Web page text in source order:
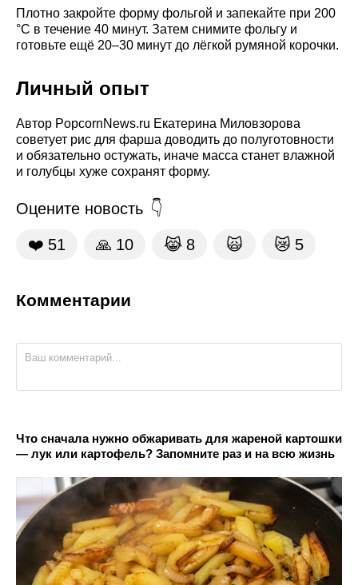
Плотно закройте форму фольгой и запекайте при 200
°C в течение 40 минут. Затем снимите фольгу и
готовьте ещё 20–30 минут до лёгкой румяной корочки.
Личный опыт
Автор PopcornNews.ru Екатерина Миловзорова
советует рис для фарша доводить до полуготовности
и обязательно остужать, иначе масса станет влажной
и голубцы хуже сохранят форму.
Оцените новость
❤️ 51 🙏 10 😹 8 🙀 😿 5
Комментарии
Что сначала нужно обжаривать для жареной картошки
— лук или картофель? Запомните раз и на всю жизнь